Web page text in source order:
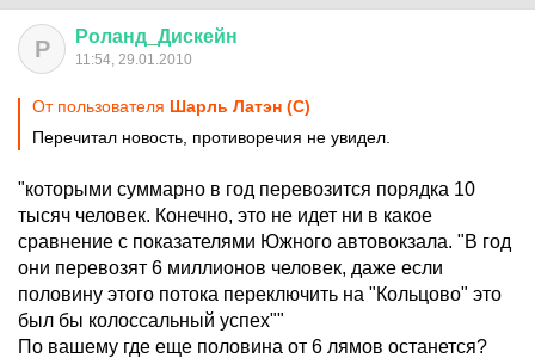
Р Роланд Дискейн
11:54, 29.01.2010
От пользователя Шарль Латэн (С)
Перечитал новость, противоречия не увидел.
"которыми суммарно в год перевозится порядка 10
тысяч человек. Конечно, это не идет ни в какое
сравнение с показателями Южного автовокзала. "В год
они перевозят 6 миллионов человек, даже если
половину этого потока переключить на "Кольцово" это
был бы колоссальный успех""
По вашему где еще половина от 6 лямов останется?